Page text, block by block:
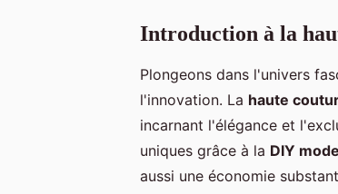
Introduction à la
Plongeons dans l'univers
l'innovation. La haute
incarnant l'élégance et
uniques grâce à la DIY mode
aussi une économie